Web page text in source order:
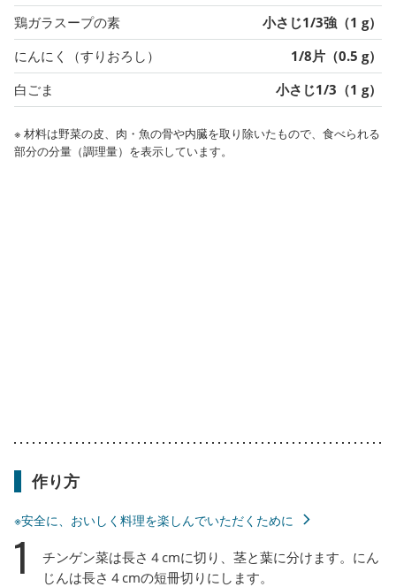
鶏ガラスープの素
小さじ1/3強（1 g）
にんにく（すりおろし）
1/8片（0.5 g）
白ごま
小さじ1/3（1 g）
※ 材料は野菜の皮、肉・魚の骨や内臓を取り除いたもので、食べられる
部分の分量（調理量）を表示しています。
作り方
※安全に、おいしく料理を楽しんでいただくために
1
チンゲン菜は長さ４cmに切り、茎と葉に分けます。にん
じんは長さ４cmの短冊切りにします。